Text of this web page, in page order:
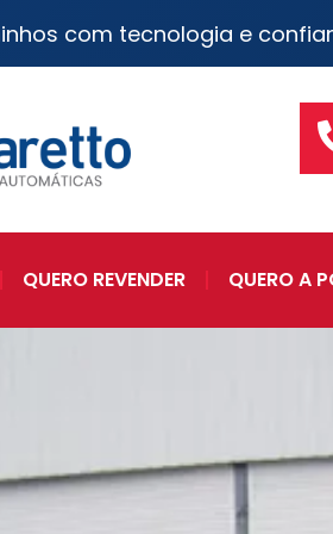
com tecnologia e
QUERO REVENDER QUERO A